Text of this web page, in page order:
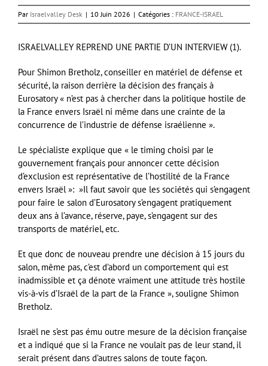
Par Israelvalley Desk | 10 Juin 2026 | Catégories : FRANCE-ISRAEL
ISRAELVALLEY REPREND UNE PARTIE D’UN INTERVIEW (1).
Pour Shimon Bretholz, conseiller en matériel de défense et
sécurité, la raison derrière la décision des français à
Eurosatory « n’est pas à chercher dans la politique hostile de
la France envers Israël ni même dans une crainte de la
concurrence de l’industrie de défense israélienne ».
Le spécialiste explique que « le timing choisi par le
gouvernement français pour annoncer cette décision
d’exclusion est représentative de l’hostilité de la France
envers Israël »: »Il faut savoir que les sociétés qui s’engagent
pour faire le salon d’Eurosatory s’engagent pratiquement
deux ans à l’avance, réserve, paye, s’engagent sur des
transports de matériel, etc.
Et que donc de nouveau prendre une décision à 15 jours du
salon, même pas, c’est d’abord un comportement qui est
inadmissible et ça dénote vraiment une attitude très hostile
vis-à-vis d’Israël de la part de la France », souligne Shimon
Bretholz.
Israël ne s’est pas ému outre mesure de la décision française
et a indiqué que si la France ne voulait pas de leur stand, il
serait présent dans d’autres salons de toute façon.